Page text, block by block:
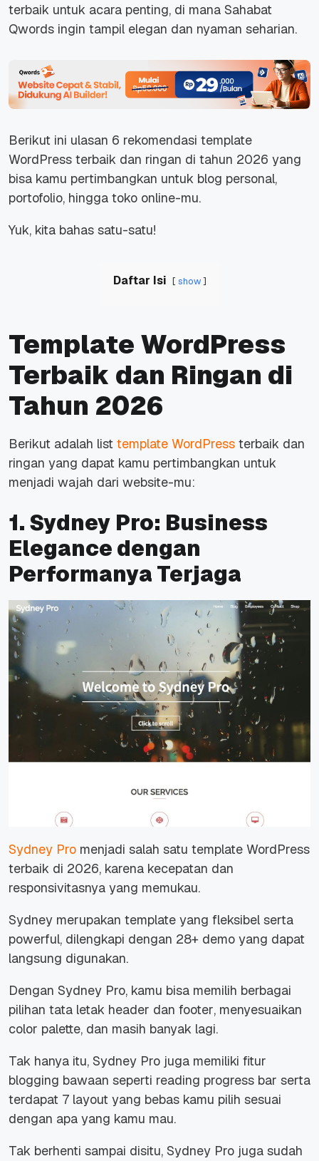
terbaik untuk acara penting, di mana Sahabat
Qwords ingin tampil elegan dan nyaman seharian.
Berikut ini ulasan 6 rekomendasi template
WordPress terbaik dan ringan di tahun 2026 yang
bisa kamu pertimbangkan untuk blog personal,
portofolio, hingga toko online-mu.
Yuk, kita bahas satu-satu!
Daftar Isi show
Template WordPress
Terbaik dan Ringan di
Tahun 2026
Berikut adalah list template WordPress terbaik dan
ringan yang dapat kamu pertimbangkan untuk
menjadi wajah dari website-mu:
1. Sydney Pro: Business
Elegance dengan
Performanya Terjaga
Sydney Pro menjadi salah satu template WordPress
terbaik di 2026, karena kecepatan dan
responsivitasnya yang memukau.
Sydney merupakan template yang fleksibel serta
powerful, dilengkapi dengan 28+ demo yang dapat
langsung digunakan.
Dengan Sydney Pro, kamu bisa memilih berbagai
pilihan tata letak header dan footer, menyesuaikan
color palette, dan masih banyak lagi.
Tak hanya itu, Sydney Pro juga memiliki fitur
blogging bawaan seperti reading progress bar serta
terdapat 7 layout yang bebas kamu pilih sesuai
dengan apa yang kamu mau.
Tak berhenti sampai disitu, Sydney Pro juga sudah